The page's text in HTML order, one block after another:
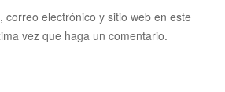
correo electrónico y sitio web en este
vez que haga un comentario.